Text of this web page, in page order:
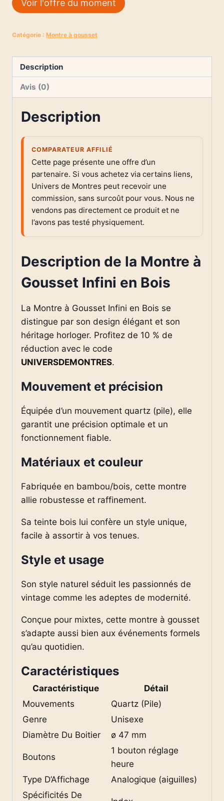
Voir l'offre du moment
Catégorie : Montre à gousset
Description
Avis (0)
Description
COMPARATEUR AFFILIÉ
Cette page présente une offre d’un
partenaire. Si vous achetez via certains liens,
Univers de Montres peut recevoir une
commission, sans surcoût pour vous. Nous ne
vendons pas directement ce produit et ne
l’avons pas testé physiquement.
Description de la Montre à
Gousset Infini en Bois
La Montre à Gousset Infini en Bois se
distingue par son design élégant et son
héritage horloger. Profitez de 10 % de
réduction avec le code
UNIVERSDEMONTRES.
Mouvement et précision
Équipée d’un mouvement quartz (pile), elle
garantit une précision optimale et un
fonctionnement fiable.
Matériaux et couleur
Fabriquée en bambou/bois, cette montre
allie robustesse et raffinement.
Sa teinte bois lui confère un style unique,
facile à assortir à vos tenues.
Style et usage
Son style naturel séduit les passionnés de
vintage comme les adeptes de modernité.
Conçue pour mixtes, cette montre à gousset
s’adapte aussi bien aux événements formels
qu’au quotidien.
Caractéristiques
Caractéristique
Détail
Mouvements
Quartz (Pile)
Genre
Unisexe
Diamètre Du Boitier
ø 47 mm
Boutons
1 bouton réglage
heure
Type D’Affichage
Analogique (aiguilles)
Spécificités De